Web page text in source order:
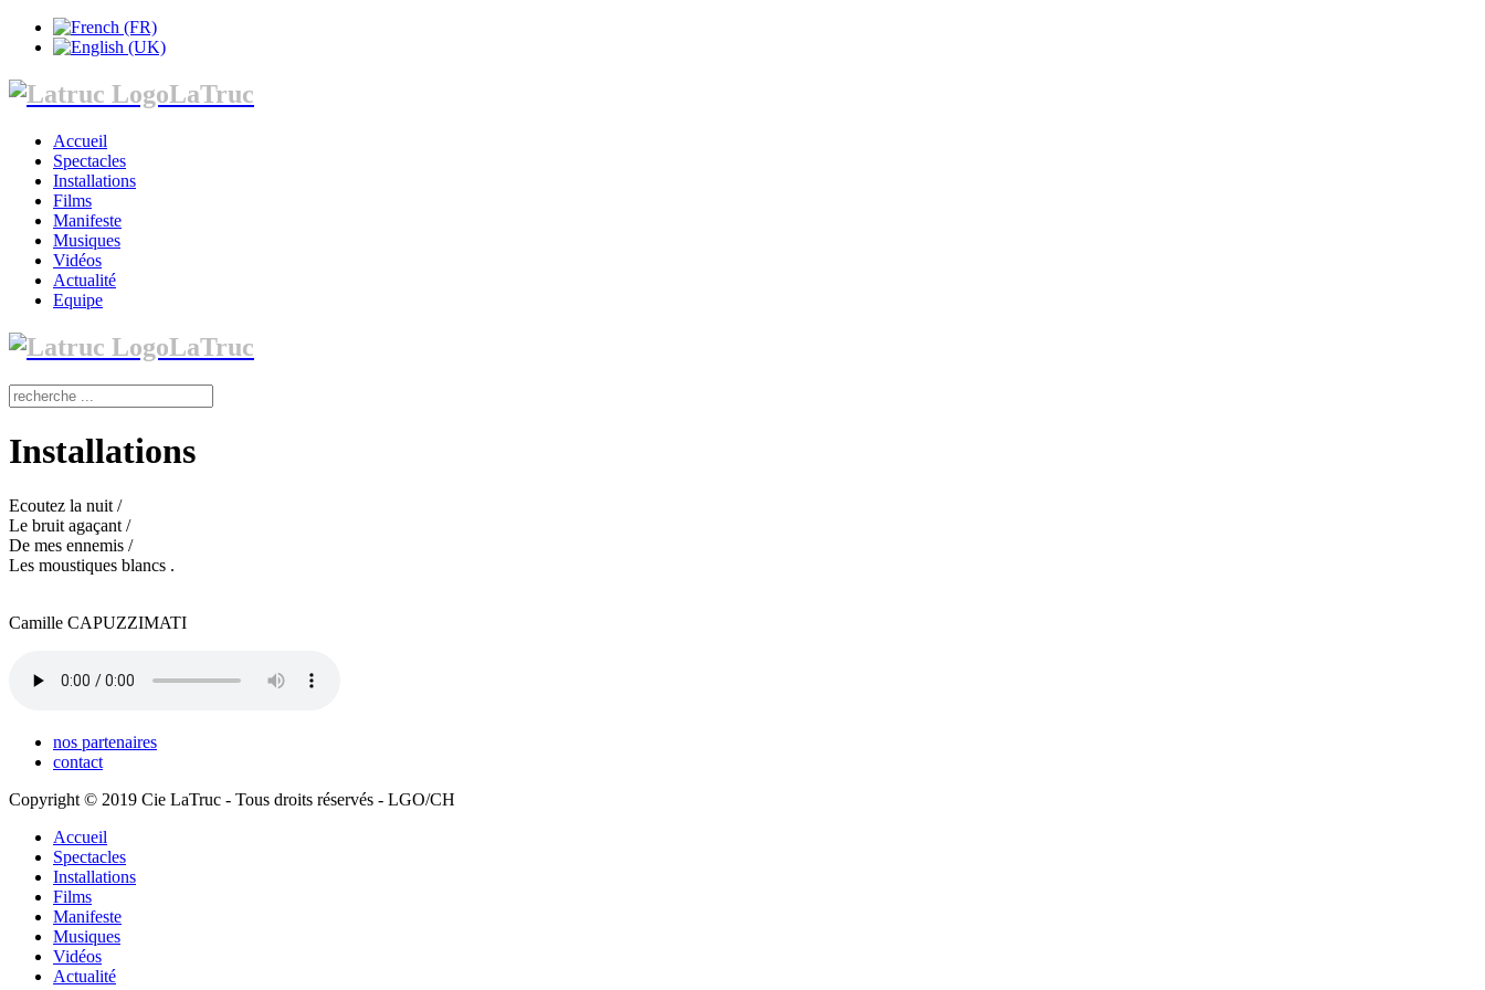
LaTruc
Accueil
Spectacles
Installations
Films
Manifeste
Musiques
Vidéos
Actualité
Equipe
LaTruc
Installations
Ecoutez la nuit /
Le bruit agaçant /
De mes ennemis /
Les moustiques blancs .
Camille CAPUZZIMATI
nos partenaires
contact
Copyright © 2019 Cie LaTruc - Tous droits réservés - LGO/CH
Accueil
Spectacles
Installations
Films
Manifeste
Musiques
Vidéos
Actualité